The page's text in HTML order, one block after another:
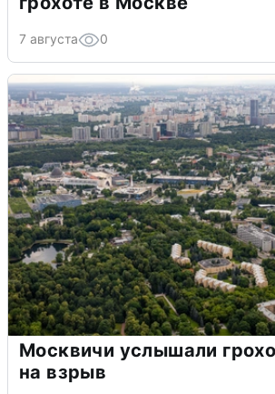
7 августа 0
Москвичи услышали
на взрыв